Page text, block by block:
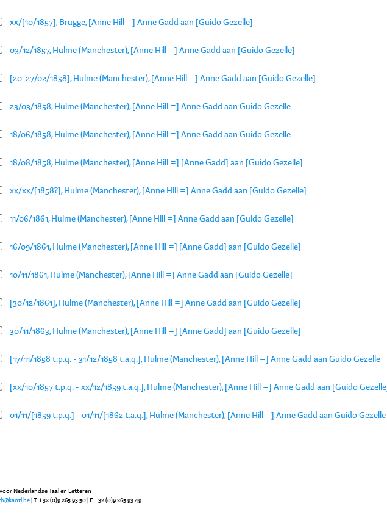
xx/[10/1857], Brugge, [Anne Hill =] Anne Gadd aan [Guido Gezelle]
03/12/1857, Hulme (Manchester), [Anne Hill =] Anne Gadd aan [Guido Gezelle]
[20-27/02/1858], Hulme (Manchester), [Anne Hill =] Anne Gadd aan [Guido Gezelle]
23/03/1858, Hulme (Manchester), [Anne Hill =] Anne Gadd aan Guido Gezelle
18/06/1858, Hulme (Manchester), [Anne Hill =] Anne Gadd aan Guido Gezelle
18/08/1858, Hulme (Manchester), [Anne Hill =] [Anne Gadd] aan [Guido Gezelle]
xx/xx/[1858?], Hulme (Manchester), [Anne Hill =] Anne Gadd aan [Guido Gezelle]
11/06/1861, Hulme (Manchester), [Anne Hill =] Anne Gadd aan [Guido Gezelle]
16/09/1861, Hulme (Manchester), [Anne Hill =] [Anne Gadd] aan [Guido Gezelle]
10/11/1861, Hulme (Manchester), [Anne Hill =] Anne Gadd aan [Guido Gezelle]
[30/12/1861], Hulme (Manchester), [Anne Hill =] Anne Gadd aan [Guido Gezelle]
30/11/1863, Hulme (Manchester), [Anne Hill =] [Anne Gadd] aan [Guido Gezelle]
[17/11/1858 t.p.q. - 31/12/1858 t.a.q.], Hulme (Manchester), [Anne Hill =] Anne Gadd aan Guido Gezelle
[xx/10/1857 t.p.q. - xx/12/1859 t.a.q.], Hulme (Manchester), [Anne Hill =] Anne Gadd aan [Guido Gezelle]
01/11/[1859 t.p.q.] - 01/11/[1862 t.a.q.], Hulme (Manchester), [Anne Hill =] Anne Gadd aan Guido Gezelle
Nederlandse Taal en Letteren
| T +32 (0)9 265 93 50 | F +32 (0)9 265 93 49